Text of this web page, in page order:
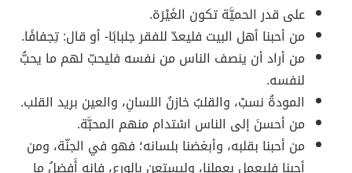
على قدر الحميَّة تكون الغَيْرَة.
من أحبنا أهل البيت فليعدّ للفقر جلبابًا- أو قال: تِجفافًا.
من أراد أن ينصف الناس من نفسه فليحبّ لهم ما يحبُّ
لنفسه.
المودةُ نسبْ، والقلبُ خازنُ اللسانِ، والعين بريد القلب.
من أحسنَ إلى الناس اسْتدام منهم المحبَّة.
من أحبنا بقلبه، وأبغضنا بلسانه؛ فهو في الجنّة، ومن
أحبنا فليعمل بعملنا، وليستعن بالورع، فإنه أَفضلُ ما